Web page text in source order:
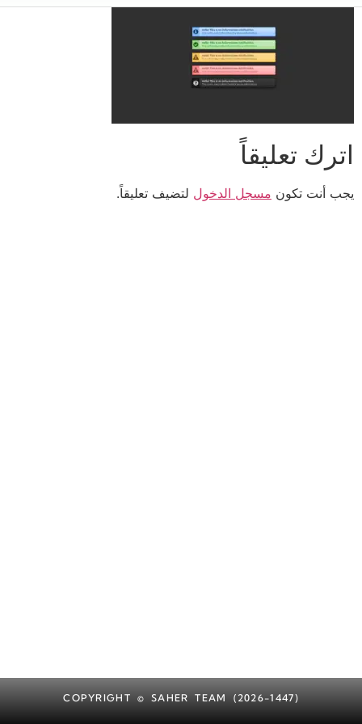
اترك تعليقاً
يجب أنت تكون مسجل الدخول لتضيف تعليقاً.
COPYRIGHT © SAHER TEAM (2026-1447)